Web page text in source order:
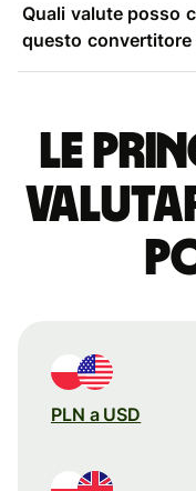
Quali valute posso
questo convertitore
Le
PLN a USD